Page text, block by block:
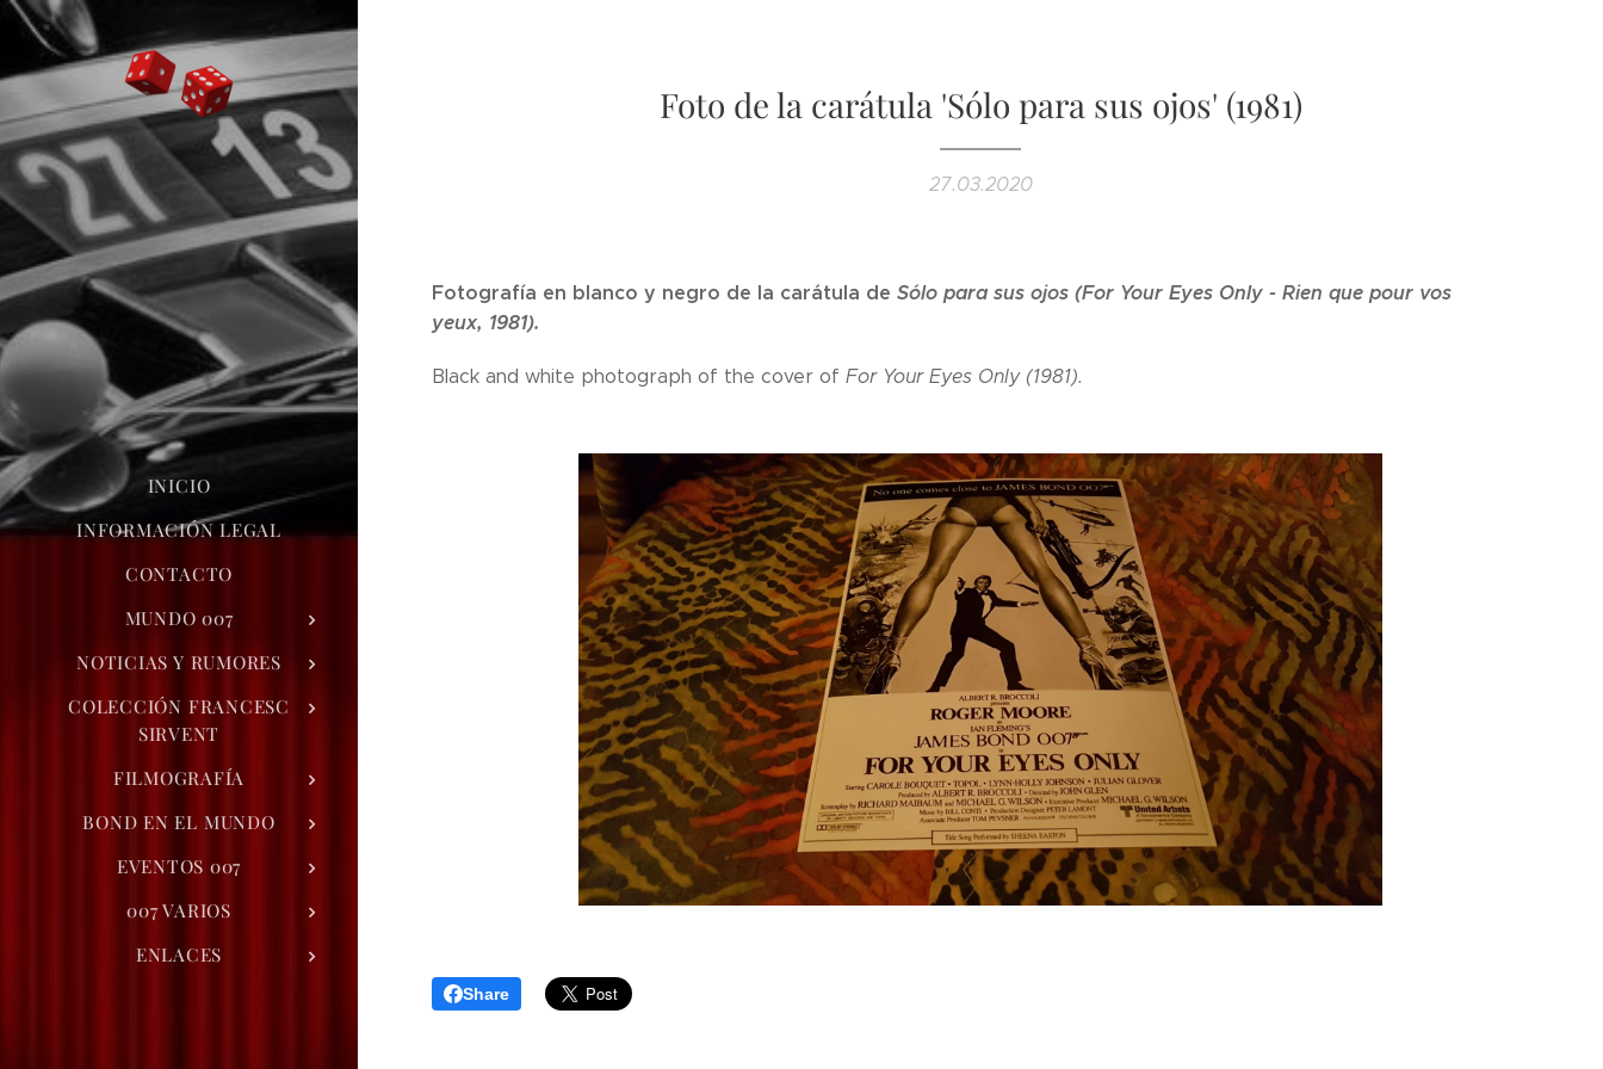
INICIO
INFORMACIÓN LEGAL
CONTACTO
MUNDO 007
NOTICIAS Y RUMORES
COLECCIÓN FRANCESC
SIRVENT
FILMOGRAFÍA
BOND EN EL MUNDO
EVENTOS 007
007 VARIOS
ENLACES
Foto de la carátula 'Sólo para sus ojos' (1981)
27.03.2020
Fotografía en blanco y negro de la carátula de Sólo para sus ojos (For Your Eyes Only - Rien que pour vos
yeux, 1981).
Black and white photograph of the cover of For Your Eyes Only (1981).
Share